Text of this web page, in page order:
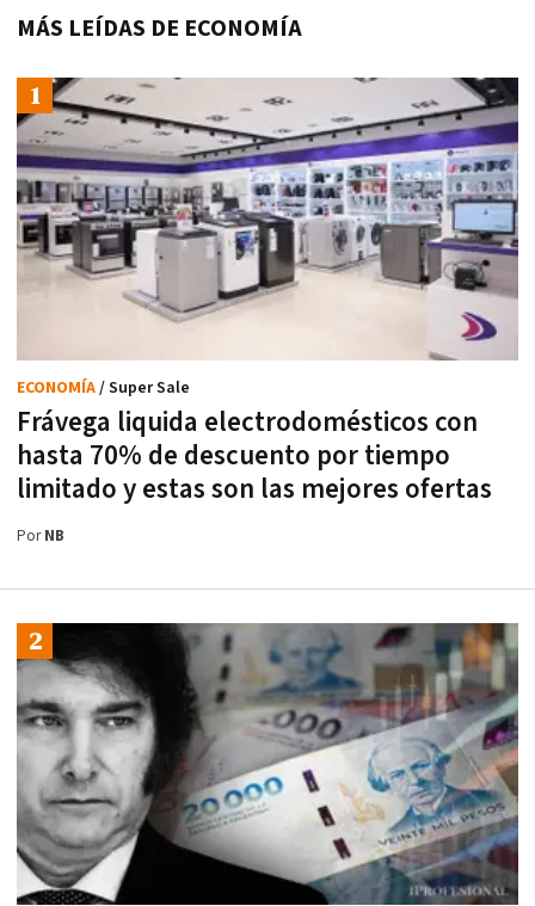
MÁS LEÍDAS DE ECONOMÍA
Frávega liquida electrodomésticos con
hasta 70% de descuento por tiempo
limitado y estas son las mejores ofertas
ECONOMÍA/ Super Sale
PorNB